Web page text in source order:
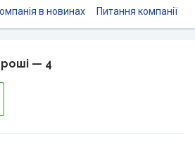
в новинах Питання компанії
— 4